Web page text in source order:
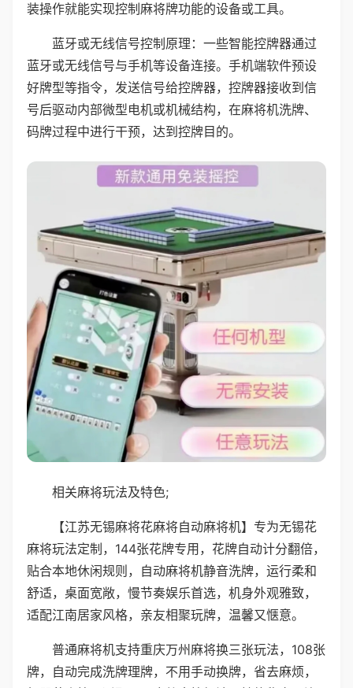
装操作就能实现控制麻将牌功能的设备或工具。
蓝牙或无线信号控制原理：一些智能控牌器通过
蓝牙或无线信号与手机等设备连接。手机端软件预设
好牌型等指令，发送信号给控牌器，控牌器接收到信
号后驱动内部微型电机或机械结构，在麻将机洗牌、
码牌过程中进行干预，达到控牌目的。
相关麻将玩法及特色;
【江苏无锡麻将花麻将自动麻将机】专为无锡花
麻将玩法定制，144张花牌专用，花牌自动计分翻倍，
贴合本地休闲规则，自动麻将机静音洗牌，运行柔和
舒适，桌面宽敞，慢节奏娱乐首选，机身外观雅致，
适配江南居家风格，亲友相聚玩牌，温馨又惬意。
普通麻将机支持重庆万州麻将换三张玩法，108张
牌，自动完成洗牌理牌，不用手动换牌，省去麻烦，